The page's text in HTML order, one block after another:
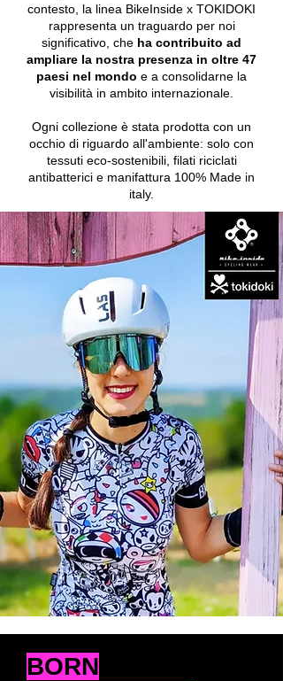
contesto, la linea BikeInside x TOKIDOKI
rappresenta un traguardo per noi
significativo, che ha contribuito ad
ampliare la nostra presenza in oltre 47
paesi nel mondo e a consolidarne la
visibilità in ambito internazionale.
Ogni collezione è stata prodotta con un
occhio di riguardo all'ambiente: solo con
tessuti eco-sostenibili, filati riciclati
antibatterici e manifattura 100% Made in
italy.
BORN